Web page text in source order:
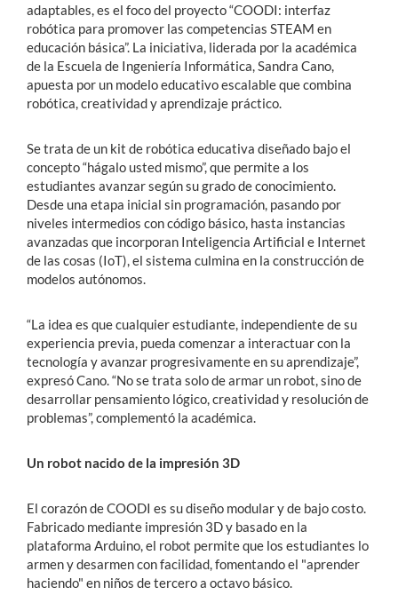
adaptables, es el foco del proyecto “COODI: interfaz
robótica para promover las competencias STEAM en
educación básica”. La iniciativa, liderada por la académica
de la Escuela de Ingeniería Informática, Sandra Cano,
apuesta por un modelo educativo escalable que combina
robótica, creatividad y aprendizaje práctico.
Se trata de un kit de robótica educativa diseñado bajo el
concepto “hágalo usted mismo”, que permite a los
estudiantes avanzar según su grado de conocimiento.
Desde una etapa inicial sin programación, pasando por
niveles intermedios con código básico, hasta instancias
avanzadas que incorporan Inteligencia Artificial e Internet
de las cosas (IoT), el sistema culmina en la construcción de
modelos autónomos.
“La idea es que cualquier estudiante, independiente de su
experiencia previa, pueda comenzar a interactuar con la
tecnología y avanzar progresivamente en su aprendizaje”,
expresó Cano. “No se trata solo de armar un robot, sino de
desarrollar pensamiento lógico, creatividad y resolución de
problemas”, complementó la académica.
Un robot nacido de la impresión 3D
El corazón de COODI es su diseño modular y de bajo costo.
Fabricado mediante impresión 3D y basado en la
plataforma Arduino, el robot permite que los estudiantes lo
armen y desarmen con facilidad, fomentando el "aprender
haciendo" en niños de tercero a octavo básico.